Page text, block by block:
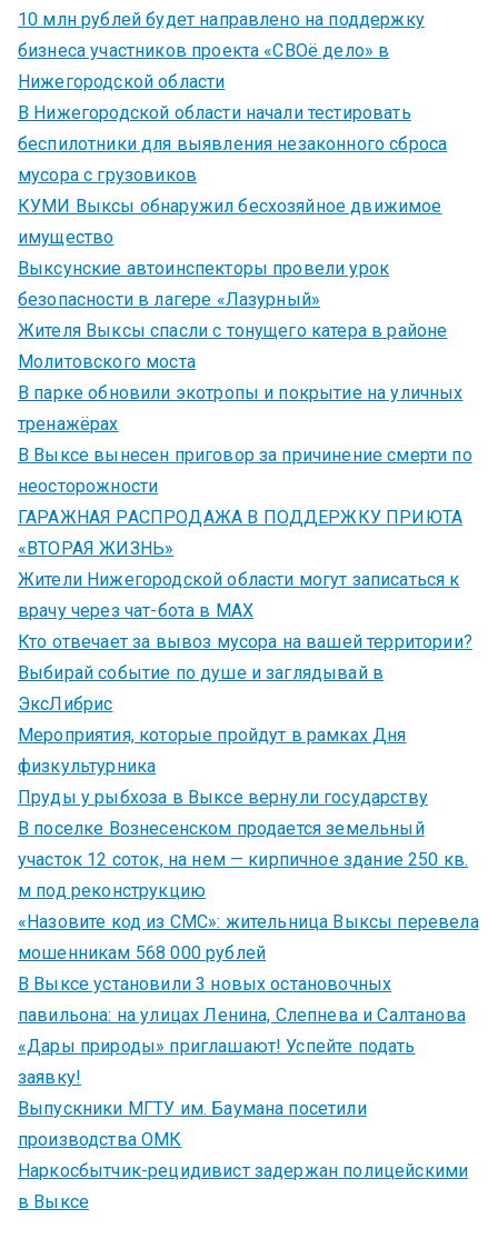
10 млн рублей будет направлено на поддержку
бизнеса участников проекта «СВОё дело» в
Нижегородской области
В Нижегородской области начали тестировать
беспилотники для выявления незаконного сброса
мусора с грузовиков
КУМИ Выксы обнаружил бесхозяйное движимое
имущество
Выксунские автоинспекторы провели урок
безопасности в лагере «Лазурный»
Жителя Выксы спасли с тонущего катера в районе
Молитовского моста
В парке обновили экотропы и покрытие на уличных
тренажёрах
В Выксе вынесен приговор за причинение смерти по
неосторожности
ГАРАЖНАЯ РАСПРОДАЖА В ПОДДЕРЖКУ ПРИЮТА
«ВТОРАЯ ЖИЗНЬ»
Жители Нижегородской области могут записаться к
врачу через чат-бота в MAX
Кто отвечает за вывоз мусора на вашей территории?
Выбирай событие по душе и заглядывай в
ЭксЛибрис
Мероприятия, которые пройдут в рамках Дня
физкультурника
Пруды у рыбхоза в Выксе вернули государству
В поселке Вознесенском продается земельный
участок 12 соток, на нем — кирпичное здание 250 кв.
м под реконструкцию
«Назовите код из СМС»: жительница Выксы перевела
мошенникам 568 000 рублей
В Выксе установили 3 новых остановочных
павильона: на улицах Ленина, Слепнева и Салтанова
«Дары природы» приглашают! Успейте подать
заявку!
Выпускники МГТУ им. Баумана посетили
производства ОМК
Наркосбытчик-рецидивист задержан полицейскими
в Выксе